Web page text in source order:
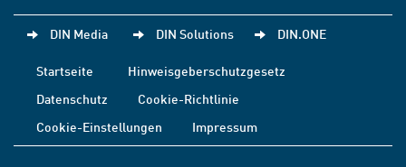
DIN Media DIN Solutions DIN.ONE
Startseite
Hinweisgeberschutzgesetz
Datenschutz
Cookie-Richtlinie
Cookie-Einstellungen
Impressum